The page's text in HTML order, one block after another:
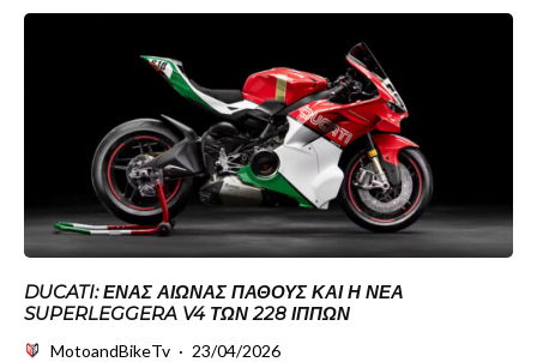
DUCATI: ΈΝΑΣ ΑΙΏΝΑΣ ΠΆΘΟΥΣ ΚΑΙ Η ΝΈΑ
SUPERLEGGERA V4 ΤΩΝ 228 ΊΠΠΩΝ
MotoandBikeTv · 23/04/2026